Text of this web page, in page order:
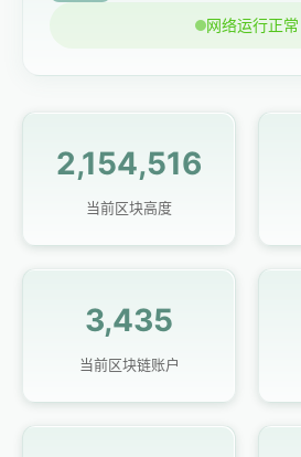
网络运行正常
2,154,516
当前区块高度
3,435
当前区块链账户